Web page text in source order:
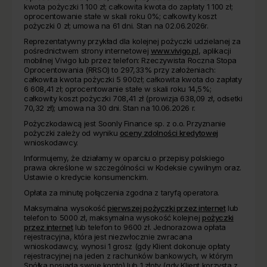
kwota pożyczki 1 100 zł; całkowita kwota do zapłaty 1 100 zł;
oprocentowanie stałe w skali roku 0%; całkowity koszt
pożyczki 0 zł; umowa na 61 dni. Stan na 02.06.2026r.
Reprezentatywny przykład dla kolejnej pożyczki udzielanej za
pośrednictwem strony internetowej www.vivigo.pl, aplikacji
mobilnej Vivigo lub przez telefon: Rzeczywista Roczna Stopa
Oprocentowania (RRSO) to 297,33% przy założeniach:
całkowita kwota pożyczki 5 900zł; całkowita kwota do zapłaty
6 608,41 zł; oprocentowanie stałe w skali roku 14,5%;
całkowity koszt pożyczki 708,41 zł (prowizja 638,09 zł, odsetki
70,32 zł); umowa na 30 dni. Stan na 10.06.2026 r.
Pożyczkodawcą jest Soonly Finance sp. z o.o. Przyznanie
pożyczki zależy od wyniku oceny zdolności kredytowej
wnioskodawcy.
Informujemy, że działamy w oparciu o przepisy polskiego
prawa określone w szczególności w Kodeksie cywilnym oraz.
Ustawie o kredycie konsumenckim.
Opłata za minutę połączenia zgodna z taryfą operatora.
Maksymalna wysokość pierwszej pożyczki przez internetlub
telefon to 5000 zł, maksymalna wysokość kolejnej pożyczki
przez internetlub telefon to 9600 zł. Jednorazowa opłata
rejestracyjna, która jest niezwłocznie zwracana
wnioskodawcy, wynosi 1 grosz (gdy Klient dokonuje opłaty
rejestracyjnej na jeden z rachunków bankowych, w którym